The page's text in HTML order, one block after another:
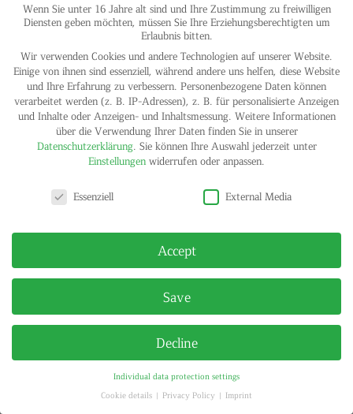
IMPRINT
PRIVACY POLICY
© HELGA MARIA KLOSTERFELDE | ALL RIGHTS RESERVED
Wenn Sie unter 16 Jahre alt sind und Ihre Zustimmung zu freiwilligen
Diensten geben möchten, müssen Sie Ihre Erziehungsberechtigten um
Erlaubnis bitten.
Wir verwenden Cookies und andere Technologien auf unserer Website.
Einige von ihnen sind essenziell, während andere uns helfen, diese Website
und Ihre Erfahrung zu verbessern. Personenbezogene Daten können
verarbeitet werden (z. B. IP-Adressen), z. B. für personalisierte Anzeigen
und Inhalte oder Anzeigen- und Inhaltsmessung. Weitere Informationen
über die Verwendung Ihrer Daten finden Sie in unserer
Datenschutzerklärung. Sie können Ihre Auswahl jederzeit unter
Einstellungen widerrufen oder anpassen.
Essenziell
External Media
Accept
Save
Decline
Individual data protection settings
Cookie details
Privacy Policy Imprint